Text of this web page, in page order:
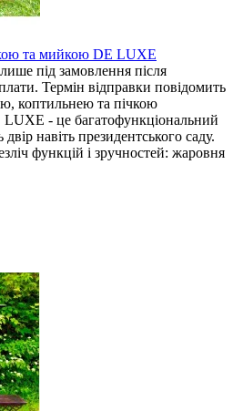
та мийкою DE LUXE
під замовлення після
Термін відправки повідомить
коптильнею та пічкою
- це багатофункціональний
навіть президентського саду.
функцій і зручностей: жаровня